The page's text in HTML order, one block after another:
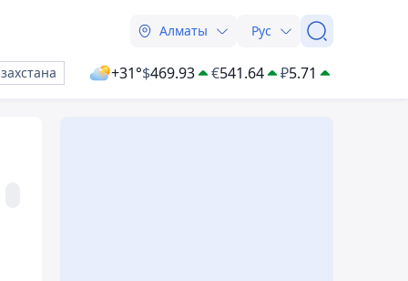
Алматы Рус
+31°$469.93 €541.64 ₽5.71